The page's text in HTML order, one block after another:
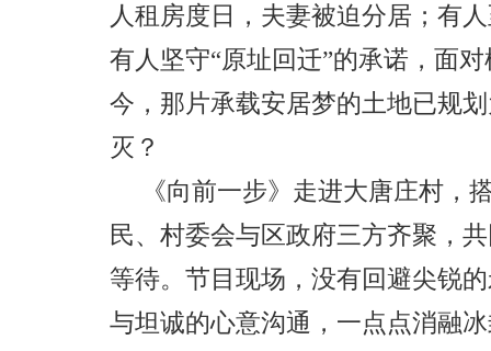
人租房度日，夫妻被迫分居；有
有人坚守“原址回迁”的承诺，面
今，那片承载安居梦的土地已规
灭 ？
《向前一步》走进大唐庄村，
民、村委会与区政府三方齐聚，
等待。节目现场，没有回避尖锐
与坦诚的心意沟通，一点点消融